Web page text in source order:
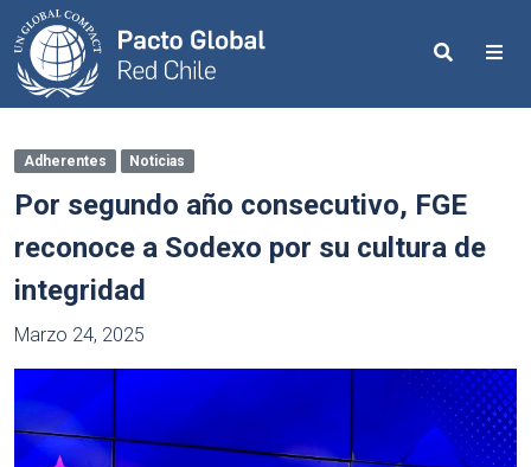
Search
Adherentes Noticias
Por segundo año consecutivo, FGE
reconoce a Sodexo por su cultura de
integridad
Marzo 24, 2025